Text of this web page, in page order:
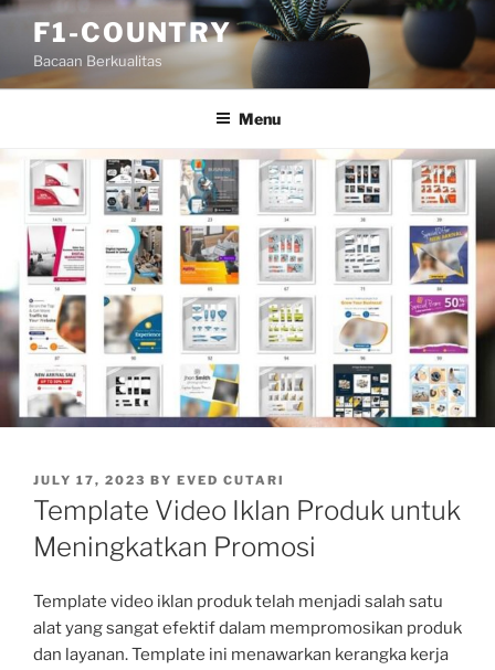
Skip
content
F1-COUNTRY
Bacaan Berkualitas
Menu
POSTED
ON
JULY 17, 2023 BY EVED CUTARI
Template Video Iklan Produk untuk
Meningkatkan Promosi
Template video iklan produk telah menjadi salah satu
alat yang sangat efektif dalam mempromosikan produk
dan layanan. Template ini menawarkan kerangka kerja